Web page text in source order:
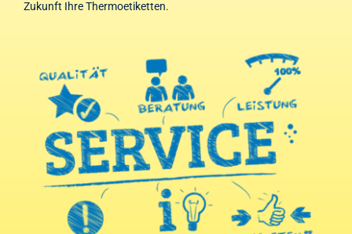
Zukunft Ihre Thermoetiketten.